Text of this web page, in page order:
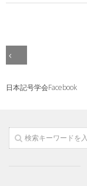
日本記号学会Facebook